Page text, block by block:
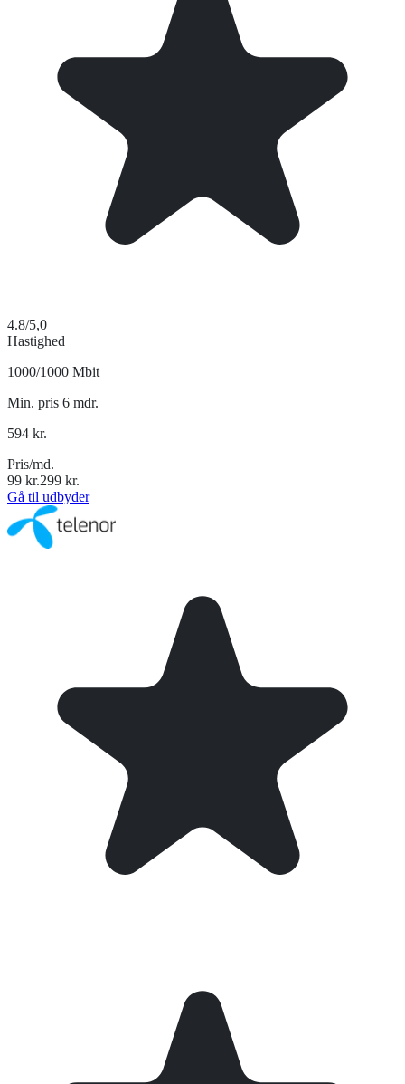
4.8/5,0
Hastighed
1000/1000 Mbit
Min. pris 6 mdr.
594 kr.
Pris/md.
99 kr.299 kr.
Gå til udbyder